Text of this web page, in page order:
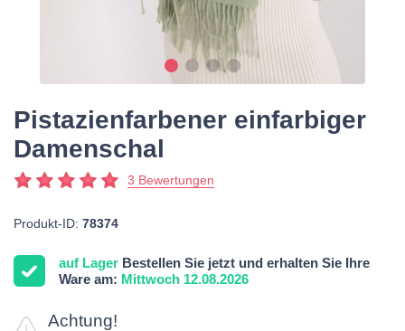
Pistazienfarbener einfarbiger
Damenschal
3 Bewertungen
Produkt-ID: 78374
auf Lager Bestellen Sie jetzt und erhalten Sie Ihre
Ware am: Mittwoch 12.08.2026
Achtung!